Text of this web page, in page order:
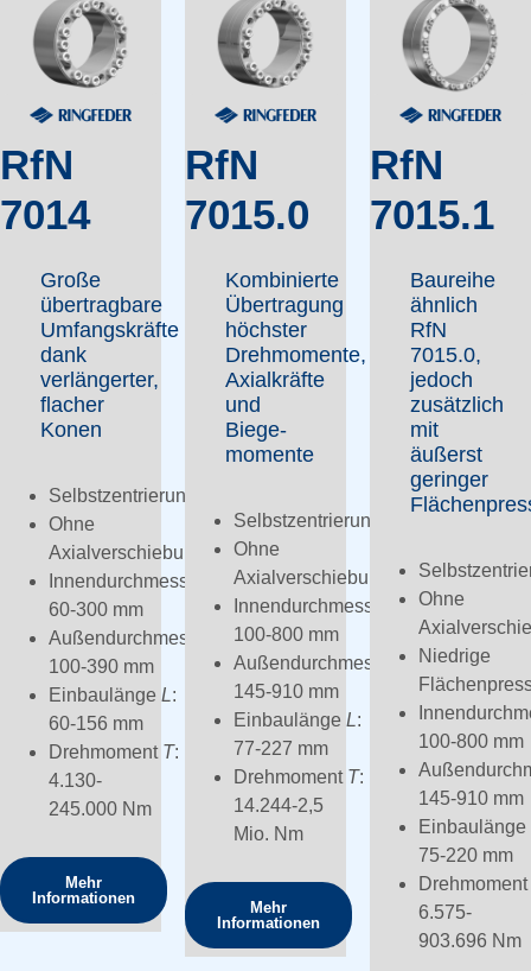
RfN
7014
Große
übertragbare
Umfangskräfte
dank
verlängerter,
flacher
Konen
Selbstzentrierung
Ohne
Axialverschiebung
Innendurchmesser
60-300 mm
Außendurchmesser
:
100-390 mm
Einbaulänge L:
60-156 mm
Drehmoment T:
4.130-
245.000 Nm
Mehr
Informationen
RfN
7015.0
Kombinierte
Übertragung
höchster
Drehmomente,
Axialkräfte
und
Biege­
momente
Selbstzentrierung
Ohne
Axialverschiebung
Innendurchmesser
d:
100-800 mm
AußendurchmesserD :
145-910 mm
Einbaulänge L:
77-227 mm
Drehmoment T:
14.244-2,5
Mio. Nm
Mehr
Informationen
RfN
7015.1
Baureihe
ähnlich
RfN
7015.0,
jedoch
zusätzlich
mit
äußerst
geringer
Ohne
Niedrige
100-800 mm
145-910 mm
Einbaulänge
75-220 mm
Drehmoment
6.575-
903.696 Nm